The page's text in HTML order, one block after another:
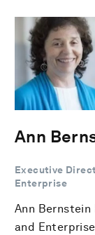
Ann
Executive
Enterprise
Ann
and